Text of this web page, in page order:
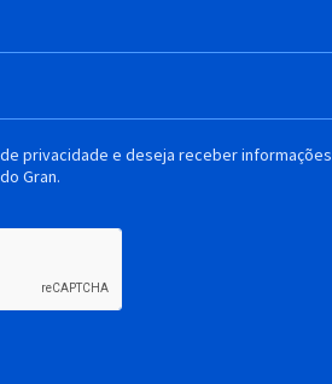
privacidade e deseja receber informações
Gran.